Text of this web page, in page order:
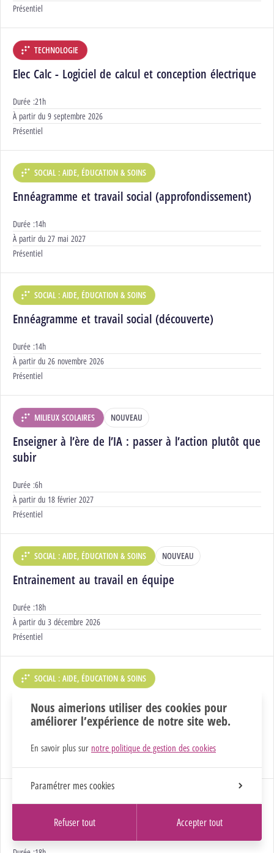
Modalités :
Présentiel
DÉPARTEMENT :
TECHNOLOGIE
Elec Calc - Logiciel de calcul et conception électrique
Durée :21h
Début :
À partir du 9 septembre 2026
Modalités :
Présentiel
DÉPARTEMENT :
SOCIAL : AIDE, ÉDUCATION & SOINS
Ennéagramme et travail social (approfondissement)
Durée :14h
Début :
À partir du 27 mai 2027
Modalités :
Présentiel
DÉPARTEMENT :
SOCIAL : AIDE, ÉDUCATION & SOINS
Ennéagramme et travail social (découverte)
Durée :14h
Début :
À partir du 26 novembre 2026
Modalités :
Présentiel
DÉPARTEMENT :
MILIEUX SCOLAIRES NOUVEAU
Enseigner à l’ère de l’IA : passer à l’action plutôt que
subir
Durée :6h
Début :
À partir du 18 février 2027
Modalités :
Présentiel
DÉPARTEMENT :
SOCIAL : AIDE, ÉDUCATION & SOINS NOUVEAU
Entrainement au travail en équipe
Durée :18h
Début :
À partir du 3 décembre 2026
Modalités :
Présentiel
DÉPARTEMENT :
SOCIAL : AIDE, ÉDUCATION & SOINS
Entretien motivationnel
Durée :15h
Début :
À partir du9 novembre 2026
DÉPARTEMENT :
SOCIAL : AIDE, ÉDUCATION & SOINS
Exercer une fonction de cadre intermédiaire
Nous aimerions utiliser des cookies pour
améliorer l’expérience de notre site web.
En savoir plus sur notre politique de gestion des cookies
Paramétrer mes cookies
Refuser tout Accepter tout